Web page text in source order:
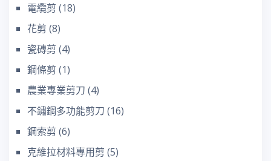
電纜剪 (18)
花剪 (8)
瓷磚剪 (4)
鋼條剪 (1)
農業專業剪刀 (4)
不鏽鋼多功能剪刀 (16)
鋼索剪 (6)
克維拉材料專用剪 (5)